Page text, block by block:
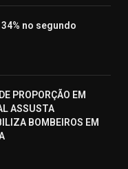
no segundo
PROPORÇÃO EM
ASSUSTA
BOMBEIROS EM